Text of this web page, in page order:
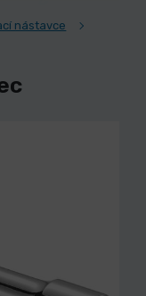
nástavce